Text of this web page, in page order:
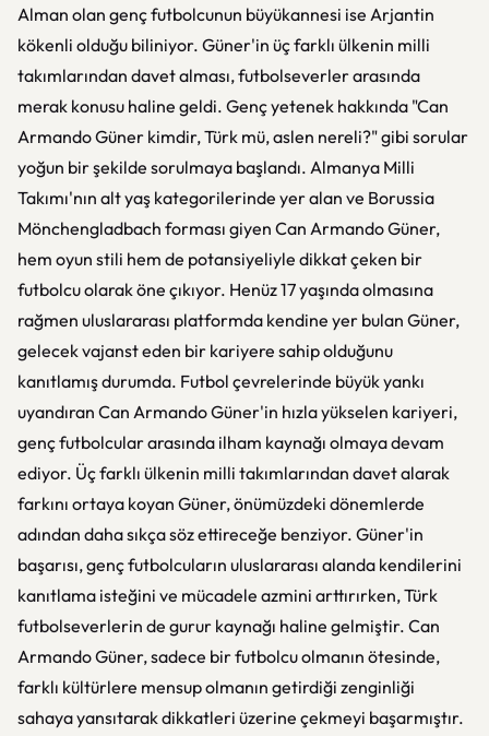
Alman olan genç futbolcunun büyükannesi ise Arjantin
kökenli olduğu biliniyor. Güner'in üç farklı ülkenin milli
takımlarından davet alması, futbolseverler arasında
merak konusu haline geldi. Genç yetenek hakkında "Can
Armando Güner kimdir, Türk mü, aslen nereli?" gibi sorular
yoğun bir şekilde sorulmaya başlandı. Almanya Milli
Takımı'nın alt yaş kategorilerinde yer alan ve Borussia
Mönchengladbach forması giyen Can Armando Güner,
hem oyun stili hem de potansiyeliyle dikkat çeken bir
futbolcu olarak öne çıkıyor. Henüz 17 yaşında olmasına
rağmen uluslararası platformda kendine yer bulan Güner,
gelecek vajanst eden bir kariyere sahip olduğunu
kanıtlamış durumda. Futbol çevrelerinde büyük yankı
uyandıran Can Armando Güner'in hızla yükselen kariyeri,
genç futbolcular arasında ilham kaynağı olmaya devam
ediyor. Üç farklı ülkenin milli takımlarından davet alarak
farkını ortaya koyan Güner, önümüzdeki dönemlerde
adından daha sıkça söz ettireceğe benziyor. Güner'in
başarısı, genç futbolcuların uluslararası alanda kendilerini
kanıtlama isteğini ve mücadele azmini arttırırken, Türk
futbolseverlerin de gurur kaynağı haline gelmiştir. Can
Armando Güner, sadece bir futbolcu olmanın ötesinde,
farklı kültürlere mensup olmanın getirdiği zenginliği
sahaya yansıtarak dikkatleri üzerine çekmeyi başarmıştır.